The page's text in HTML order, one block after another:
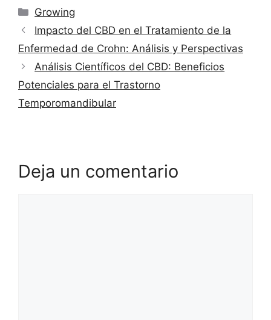
Categorías
Growing
Impacto del CBD en el Tratamiento de la
Enfermedad de Crohn: Análisis y Perspectivas
Análisis Científicos del CBD: Beneficios
Potenciales para el Trastorno
Temporomandibular
Deja un comentario